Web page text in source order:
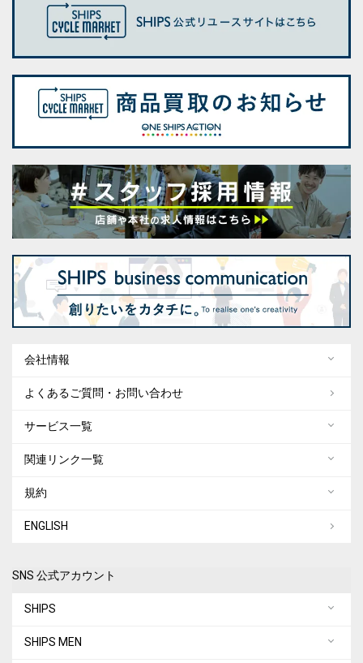
会社情報
よくあるご質問・お問い合わせ
サービス一覧
関連リンク一覧
規約
ENGLISH
SNS 公式アカウント
SHIPS
SHIPS MEN